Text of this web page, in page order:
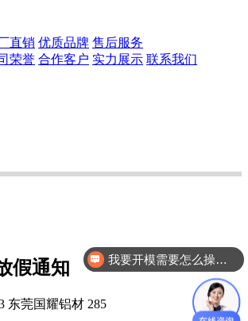
直销 优质品牌 售后服务
荣誉 合作客户 实力展示 联系我们
假通知
东莞国耀铝材 285
我要开模需要怎么操作？